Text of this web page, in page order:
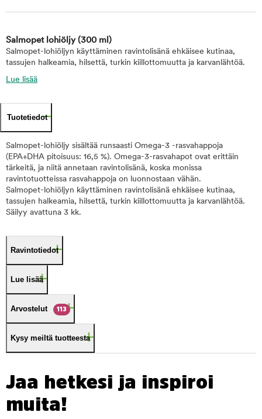
Salmopet lohiöljy (300 ml)
Salmopet-lohiöljyn käyttäminen ravintolisänä ehkäisee kutinaa,
tassujen halkeamia, hilsettä, turkin kiillottomuutta ja karvanlähtöä.
Lue lisää
Tuotetiedot
Salmopet-lohiöljy sisältää runsaasti Omega-3 -rasvahappoja
(EPA+DHA pitoisuus: 16,5 %). Omega-3-rasvahapot ovat erittäin
tärkeitä, ja niitä annetaan ravintolisänä, koska monissa
ravintotuotteissa rasvahappoja on luonnostaan vähän.
Salmopet-lohiöljyn käyttäminen ravintolisänä ehkäisee kutinaa,
tassujen halkeamia, hilsettä, turkin kiillottomuutta ja karvanlähtöä.
Säilyy avattuna 3 kk.
Ravintotiedot
Lue lisää
Arvostelut 113
Kysy meiltä tuotteesta
Jaa hetkesi ja inspiroi
muita!